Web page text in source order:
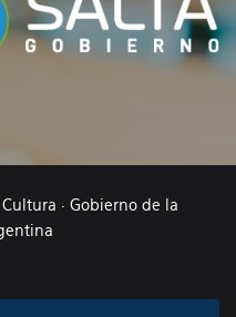
· Gobierno de la